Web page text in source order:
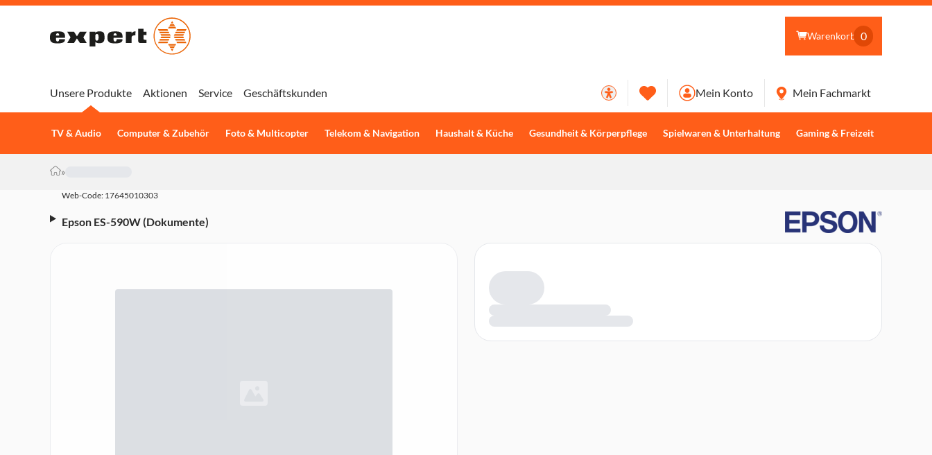
Warenkorb 0
Unsere Produkte
TV & Audio Computer & Zubehör Foto & Multicopter Telekom & Navigation Haushalt & Küche Gesundheit & Körperpflege Spielwaren & Unterhaltung Gaming & Freizeit
Aktionen Service Geschäftskunden Mein Konto Mein Fachmarkt
»
Web-Code: 17645010303
Epson ES-590W (Dokumente)